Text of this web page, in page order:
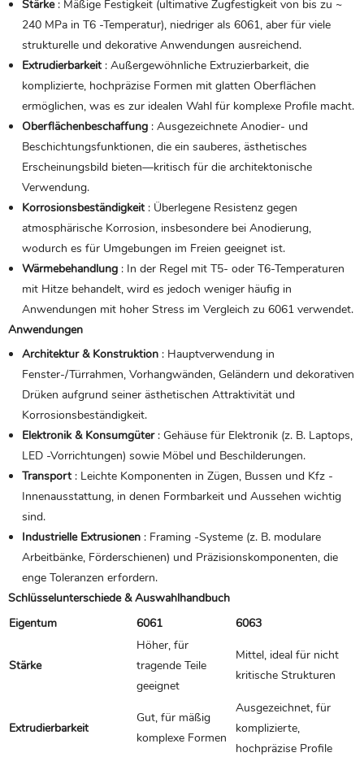
Stärke : Mäßige Festigkeit (ultimative Zugfestigkeit von bis zu ~
240 MPa in T6 -Temperatur), niedriger als 6061, aber für viele
strukturelle und dekorative Anwendungen ausreichend.
Extrudierbarkeit : Außergewöhnliche Extruzierbarkeit, die
komplizierte, hochpräzise Formen mit glatten Oberflächen
ermöglichen, was es zur idealen Wahl für komplexe Profile macht.
Oberflächenbeschaffung : Ausgezeichnete Anodier- und
Beschichtungsfunktionen, die ein sauberes, ästhetisches
Erscheinungsbild bieten—kritisch für die architektonische
Verwendung.
Korrosionsbeständigkeit : Überlegene Resistenz gegen
atmosphärische Korrosion, insbesondere bei Anodierung,
wodurch es für Umgebungen im Freien geeignet ist.
Wärmebehandlung : In der Regel mit T5- oder T6-Temperaturen
mit Hitze behandelt, wird es jedoch weniger häufig in
Anwendungen mit hoher Stress im Vergleich zu 6061 verwendet.
Anwendungen
Architektur & Konstruktion : Hauptverwendung in
Fenster-/Türrahmen, Vorhangwänden, Geländern und dekorativen
Drüken aufgrund seiner ästhetischen Attraktivität und
Korrosionsbeständigkeit.
Elektronik & Konsumgüter : Gehäuse für Elektronik (z. B. Laptops,
LED -Vorrichtungen) sowie Möbel und Beschilderungen.
Transport : Leichte Komponenten in Zügen, Bussen und Kfz -
Innenausstattung, in denen Formbarkeit und Aussehen wichtig
sind.
Industrielle Extrusionen : Framing -Systeme (z. B. modulare
Arbeitbänke, Förderschienen) und Präzisionskomponenten, die
enge Toleranzen erfordern.
Schlüsselunterschiede & Auswahlhandbuch
Eigentum
6061 6063
Stärke
Höher, für
tragende Teile
geeignet
Mittel, ideal für nicht
kritische Strukturen
Extrudierbarkeit
Gut, für mäßig
komplexe Formen
Ausgezeichnet, für
komplizierte,
hochpräzise Profile